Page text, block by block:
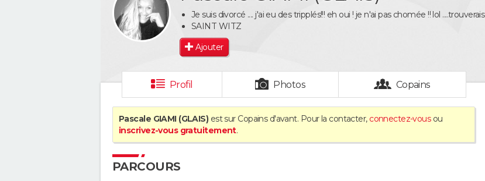
Je suis divorcé .... j'ai eu des tripplés!!! eh oui ! je n'ai pas chomée !! lol
SAINT WITZ
Ajouter
Profil Photos Copains
Pascale GIAMI (GLAIS) est sur Copains d'avant. Pour la contacter, connectez-vousou
inscrivez-vous gratuitement.
PARCOURS